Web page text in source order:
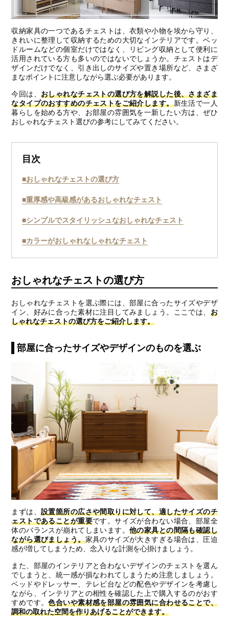
収納家具の一つであるチェストは、衣類や小物を埃から守り、
きれいに整理して収納するための大切なインテリアです。ベッ
ドルームなどの個室だけではなく、リビング収納として便利に
活用されている方も多いのではないでしょうか。チェストはデ
ザインだけでなく、引き出しのサイズや置き場所など、さまざ
まなポイントに注意しながら選ぶ必要があります。
今回は、おしゃれなチェストの選び方を解説した後、さまざま
なタイプのおすすめのチェストをご紹介します。新生活で一人
暮らしを始める方や、お部屋の雰囲気を一新したい方は、ぜひ
おしゃれなチェスト選びの参考にしてみてください。
目次
■おしゃれなチェストの選び方
■重厚感や高級感があるおしゃれなチェスト
■シンプルでスタイリッシュなおしゃれなチェスト
■カラーがおしゃれなしゃれなチェスト
おしゃれなチェストの選び方
おしゃれなチェストを選ぶ際には、部屋に合ったサイズやデザ
イン、好みに合った素材に注目してみましょう。ここでは、 お
しゃれなチェストの選び方をご紹介します。
部屋に合ったサイズやデザインのものを選ぶ
まずは、設置箇所の広さや間取りに対して、適したサイズのチ
ェストであることが重要です。サイズが合わない場合、部屋全
体のバランスが崩れてしまいます。他の家具との間隔も確認し
ながら選びましょう。家具のサイズが大きすぎる場合は、圧迫
感が増してしまうため、念入りな計測を心掛けましょう。
また、部屋のインテリアと合わないデザインのチェストを選ん
でしまうと、統一感が損なわれてしまうため注意しましょう。
ベッドやドレッサー、テレビ台などの配色やデザインを考慮し
ながら、インテリアとの相性を確認した上で購入するのがおす
すめです。色合いや素材感を部屋の雰囲気に合わせることで、
調和の取れた空間を作りあげることができます。